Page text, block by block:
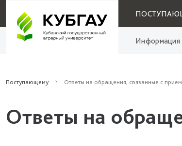
Информация
Поступающему Ответы на обращения, связанные с
Ответы на